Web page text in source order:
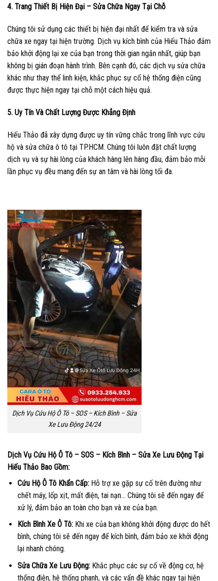
4. Trang Thiết Bị Hiện Đại – Sửa Chữa Ngay Tại Chỗ
Chúng tôi sử dụng các thiết bị hiện đại nhất để kiểm tra và sửa
chữa xe ngay tại hiện trường. Dịch vụ kích bình của Hiếu Thảo đảm
bảo khởi động lại xe của bạn trong thời gian ngắn nhất, giúp bạn
không bị gián đoạn hành trình. Bên cạnh đó, các dịch vụ sửa chữa
khác như thay thế linh kiện, khắc phục sự cố hệ thống điện cũng
được thực hiện ngay tại chỗ một cách hiệu quả.
5. Uy Tín Và Chất Lượng Được Khẳng Định
Hiếu Thảo đã xây dựng được uy tín vững chắc trong lĩnh vực cứu
hộ và sửa chữa ô tô tại TP.HCM. Chúng tôi luôn đặt chất lượng
dịch vụ và sự hài lòng của khách hàng lên hàng đầu, đảm bảo mỗi
lần phục vụ đều mang đến sự an tâm và hài lòng tối đa.
Dịch Vụ Cứu Hộ Ô Tô – SOS – Kích Bình – Sửa
Xe Lưu Động 24/24
Dịch Vụ Cứu Hộ Ô Tô – SOS – Kích Bình – Sửa Xe Lưu Động Tại
Hiếu Thảo Bao Gồm:
Cứu Hộ Ô Tô Khẩn Cấp:Hỗ trợ xe gặp sự cố trên đường như
chết máy, lốp xịt, mất điện, tai nạn… Chúng tôi sẽ đến ngay để
xử lý, đảm bảo an toàn cho bạn và xe của bạn.
Kích Bình Xe Ô Tô:Khi xe của bạn không khởi động được do hết
bình, chúng tôi sẽ đến ngay để kích bình, đảm bảo xe khởi động
lại nhanh chóng.
Sửa Chữa Xe Lưu Động:Khắc phục các sự cố về động cơ, hệ
thống điện, hệ thống phanh, và các vấn đề khác ngay tại hiện